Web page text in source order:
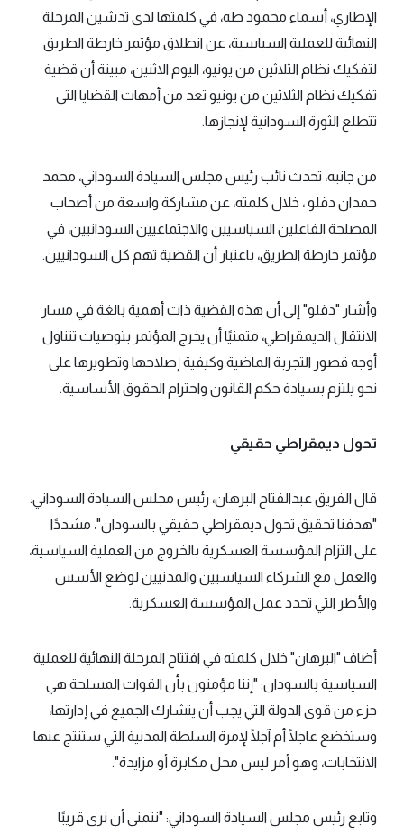
الإطاري، أسماء محمود طه، في كلمتها لدى تدشين المرحلة
النهائية للعملية السياسية، عن انطلاق مؤتمر خارطة الطريق
لتفكيك نظام الثلاثين من يونيو، اليوم الاثنين، مبينة أن قضية
تفكيك نظام الثلاثين من يونيو تعد من أمهات القضايا التي
تتطلع الثورة السودانية لإنجازها.
من جانبه، تحدث نائب رئيس مجلس السيادة السوداني، محمد
حمدان دقلو ، خلال كلمته، عن مشاركة واسعة من أصحاب
المصلحة الفاعلين السياسيين والاجتماعيين السودانيين، في
مؤتمر خارطة الطريق، باعتبار أن القضية تهم كل السودانيين.
وأشار "دقلو" إلى أن هذه القضية ذات أهمية بالغة في مسار
الانتقال الديمقراطي، متمنيًا أن يخرج المؤتمر بتوصيات تتناول
أوجه قصور التجربة الماضية وكيفية إصلاحها وتطويرها على
نحو يلتزم بسيادة حكم القانون واحترام الحقوق الأساسية.
تحول ديمقراطي حقيقي
قال الفريق عبدالفتاح البرهان، رئيس مجلس السيادة السوداني:
"هدفنا تحقيق تحول ديمقراطي حقيقي بالسودان"، مشددًا
على التزام المؤسسة العسكرية بالخروج من العملية السياسية،
والعمل مع الشركاء السياسيين والمدنيين لوضع الأسس
والأطر التي تحدد عمل المؤسسة العسكرية.
أضاف "البرهان" خلال كلمته في افتتاح المرحلة النهائية للعملية
السياسية بالسودان: "إننا مؤمنون بأن القوات المسلحة هي
جزء من قوى الدولة التي يجب أن يتشارك الجميع في إدارتها،
وستخضع عاجلًا أم آجلًا لإمرة السلطة المدنية التي ستنتج عنها
الانتخابات، وهو أمر ليس محل مكابرة أو مزايدة".
وتابع رئيس مجلس السيادة السوداني: "نتمنى أن نرى قريبًا